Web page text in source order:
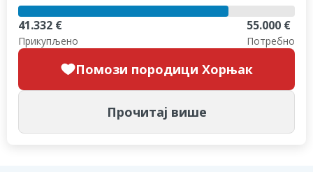
41.332 €
Прикупљено
55.000 €
Потребно
Помози породици Хорњак
Прочитај више